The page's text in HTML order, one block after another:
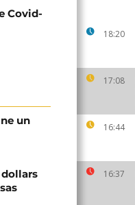
18:20
17:08
16:44
16:37
Covid-
un